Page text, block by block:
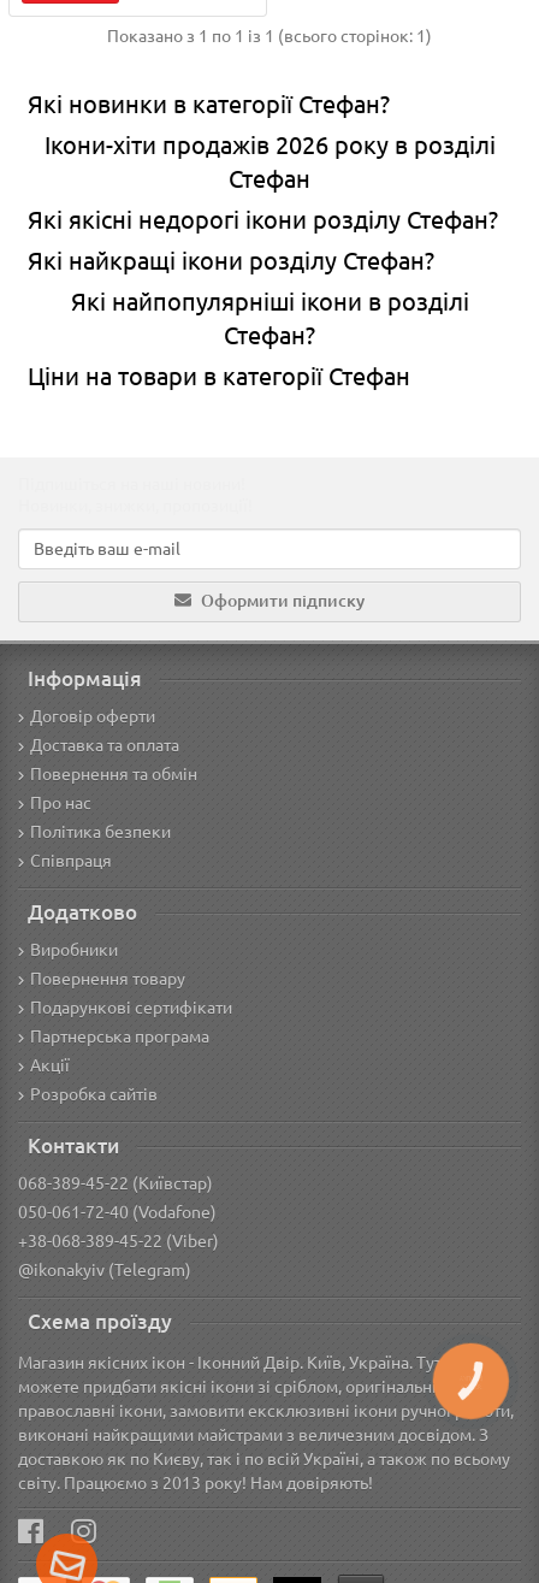
Показано з 1 по 1 із 1 (всього сторінок: 1)
Які новинки в категорії Стефан?
Ікони-хіти продажів 2026 року в розділі
Стефан
Які якісні недорогі ікони розділу Стефан?
Які найкращі ікони розділу Стефан?
Які найпопулярніші ікони в розділі
Стефан?
Ціни на товари в категорії Стефан
Оформити підписку
Інформація
Договір оферти
Доставка та оплата
Повернення та обмін
Про нас
Політика безпеки
Співпраця
Додатково
Виробники
Повернення товару
Подарункові сертифікати
Партнерська програма
Акції
Розробка сайтів
Контакти
068-389-45-22 (Київстар)
050-061-72-40 (Vodafone)
+38-068-389-45-22 (Viber)
@ikonakyiv (Telegram)
Схема проїзду
Магазин якісних ікон - Іконний Двір. Київ, Україна. Тут Ви
можете придбати якісні ікони зі сріблом, оригінальні грецькі
православні ікони, замовити ексклюзивні ікони ручної роботи,
виконані найкращими майстрами з величезним досвідом. З
доставкою як по Києву, так і по всій Україні, а також по всьому
світу. Працюємо з 2013 року! Нам довіряють!
КНОПКА
ЗВ'ЯЗКУ